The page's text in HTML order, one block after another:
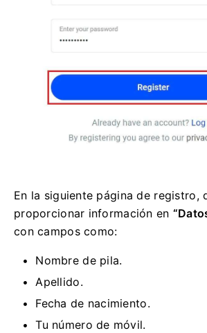
En la siguiente página de registro,
proporcionar información en
con campos como:
Nombre de pila.
Apellido.
Fecha de nacimiento.
Tu número de móvil.